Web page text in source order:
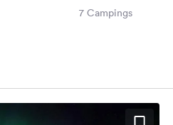
7 Campings